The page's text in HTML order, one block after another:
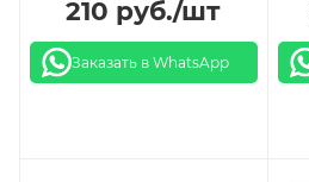
210 руб./шт
Заказать в WhatsApp